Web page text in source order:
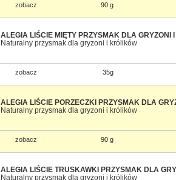
zobacz 90 g
ALEGIA LIŚCIE MIĘTY PRZYSMAK DLA GRYZONI
Naturalny przysmak dla gryzoni i królików
zobacz 35g
ALEGIA LIŚCIE PORZECZKI PRZYSMAK DLA
Naturalny przysmak dla gryzoni i królików
zobacz 90 g
ALEGIA LIŚCIE TRUSKAWKI PRZYSMAK DLA
Naturalny przysmak dla gryzoni i królików